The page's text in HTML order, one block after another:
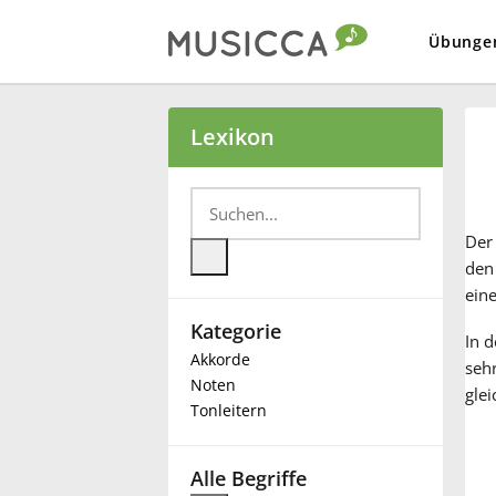
Български
Deutsch
Español
Lexikon
Kategorie
Akkorde
Noten
Tonleitern
Alle Begriffe
Der
In